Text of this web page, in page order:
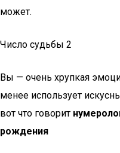
может.
Число судьбы 2
Вы — очень хрупкая
менее использует
вот что говорит
рождения